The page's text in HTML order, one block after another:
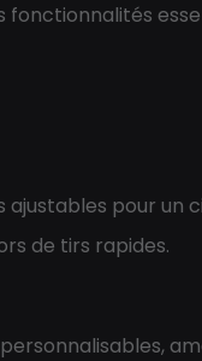
pour un
de tirs rapides.